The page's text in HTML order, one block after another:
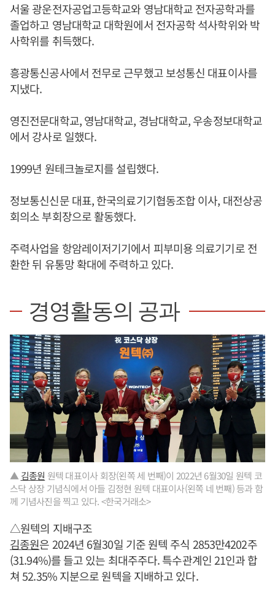
서울 광운전자공업고등학교와 영남대학교 전자공학과를
졸업하고 영남대학교 대학원에서 전자공학 석사학위와 박
사학위를 취득했다.
흥광통신공사에서 전무로 근무했고 보성통신 대표이사를
지냈다.
영진전문대학교, 영남대학교, 경남대학교, 우송정보대학교
에서 강사로 일했다.
1999년 원테크놀로지를 설립했다.
정보통신신문 대표, 한국의료기기협동조합 이사, 대전상공
회의소 부회장으로 활동했다.
주력사업을 항암레이저기기에서 피부미용 의료기기로 전
환한 뒤 유통망 확대에 주력하고 있다.
경영활동의 공과
▲ 김종원 원텍 대표이사 회장(왼쪽 세 번째)이 2022년 6월30일 원텍 코
스닥 상장 기념식에서 아들 김정현 원텍 대표이사(왼쪽 네 번째) 등과 함
께 기념사진을 찍고 있다. <한국거래소>
△원텍의 지배구조
김종원은 2024년 6월30일 기준 원텍 주식 2853만4202주
(31.94%)를 들고 있는 최대주주다. 특수관계인 21인과 합
쳐 52.35% 지분으로 원텍을 지배하고 있다.